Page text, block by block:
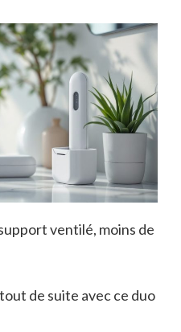
ventilé, moins de
de suite avec ce duo